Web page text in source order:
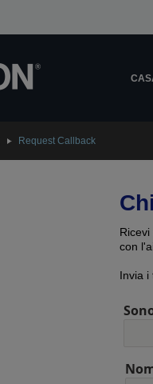
Request Callback
con
Invia i